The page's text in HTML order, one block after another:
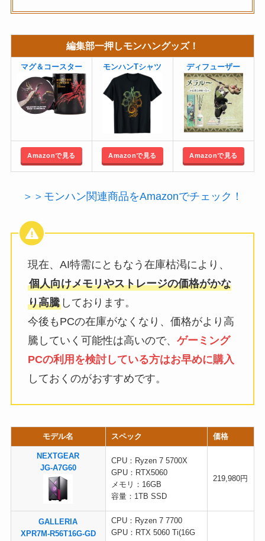
編集部一押しモンハングッズ！
マグ＆コースター モンハンTシャツ ディフューザー
Amazonで見る Amazonで見る Amazonで見る
＞＞モンハン関連商品をAmazonでチェック！
現在、AI特需にともなう在庫枯渇により、
個人向けメモリやストレージの価格がかな
り高騰しております。
今後もPCの在庫がなくなり、価格がより高
騰していく可能性は高いので、 ゲーミング
PCの利用を検討している方はお早めに購入
しておくのがおすすめです。
モデル名 スペック 価格
NEXTGEAR
JG-A7G60
CPU：Ryzen 7 5700X
GPU：RTX5060
メモリ：16GB
容量：1TB SSD
219,980円
GALLERIA
XPR7M-R56T16G-GD
CPU：Ryzen 7 7700
GPU：RTX 5060 Ti(16G